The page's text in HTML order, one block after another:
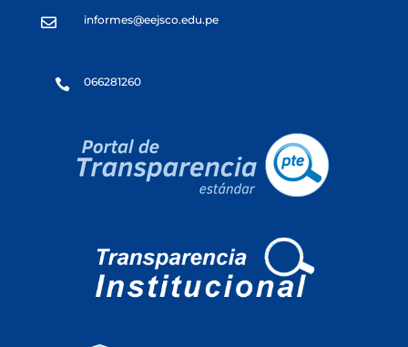
 informes@eejsco.edu.pe
 066281260